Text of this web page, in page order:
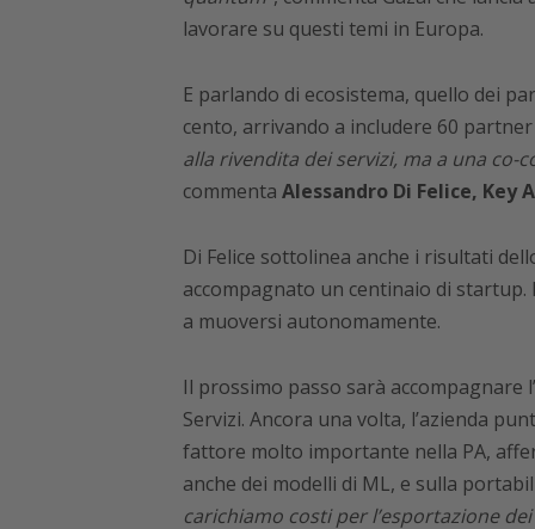
lavorare su questi temi in Europa.
E parlando di ecosistema, quello dei
cento, arrivando a includere 60
alla rivendita dei servizi, ma a una co-
commenta Alessandro Di Felice, Key
Di Felice sottolinea anche i risultati
accompagnato un centinaio di startup.
a muoversi autonomamente.
Il prossimo passo sarà accompagnare
Servizi. Ancora una volta, l’azienda
fattore molto importante nella PA,
anche dei modelli di ML, e sulla
carichiamo costi per l’esportazione